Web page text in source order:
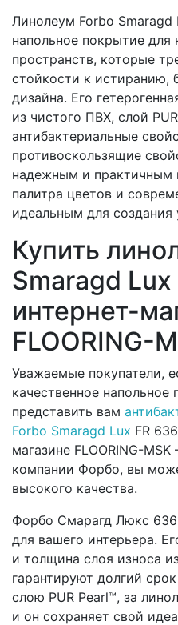
Линолеум Forbo
напольное покрытие для
пространств, которые
стойкости к истиранию,
дизайна. Его
из чистого ПВХ, слой
антибактериальные
противоскользящие
надежным и практичным
палитра цветов и
идеальным для создания
Купить
Smaragd Lux
интернет-
FLOORING-
Уважаемые покупатели,
качественное
представить вам
Forbo Smaragd Lux FR
магазине FLOORING-
компании Форбо, вы
высокого качества.
Форбо Смарагд Люкс
для вашего интерьера.
и толщина слоя износа
гарантируют долгий
слою PUR Pearl™, за
и он сохраняет свой